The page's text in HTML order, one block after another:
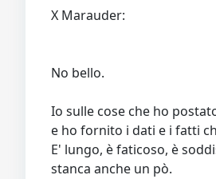
X Marauder:
No bello.
Io sulle cose che ho
e ho fornito i dati e i fatti
E' lungo, è faticoso, è
stanca anche un pò.